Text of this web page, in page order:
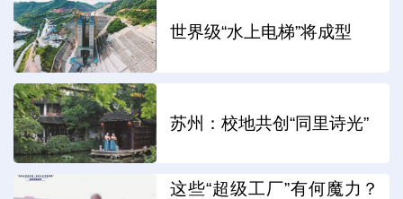
世界级“水上电梯”将成型
苏州：校地共创“同里诗光”
这些“超级工厂”有何魔力？